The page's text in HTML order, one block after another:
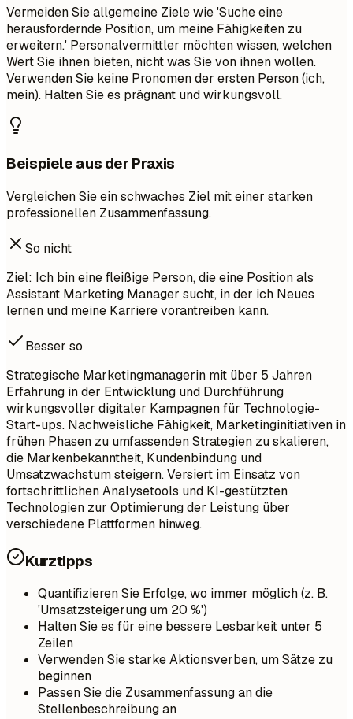
Vermeiden Sie allgemeine Ziele wie 'Suche eine
herausfordernde Position, um meine Fähigkeiten zu
erweitern.' Personalvermittler möchten wissen, welchen
Wert Sie ihnen bieten, nicht was Sie von ihnen wollen.
Verwenden Sie keine Pronomen der ersten Person (ich,
mein). Halten Sie es prägnant und wirkungsvoll.
Beispiele aus der Praxis
Vergleichen Sie ein schwaches Ziel mit einer starken
professionellen Zusammenfassung.
So nicht
Ziel: Ich bin eine fleißige Person, die eine Position als
Assistant Marketing Manager sucht, in der ich Neues
lernen und meine Karriere vorantreiben kann.
Besser so
Strategische Marketingmanagerin mit über 5 Jahren
Erfahrung in der Entwicklung und Durchführung
wirkungsvoller digitaler Kampagnen für Technologie-
Start-ups. Nachweisliche Fähigkeit, Marketinginitiativen in
frühen Phasen zu umfassenden Strategien zu skalieren,
die Markenbekanntheit, Kundenbindung und
Umsatzwachstum steigern. Versiert im Einsatz von
fortschrittlichen Analysetools und KI-gestützten
Technologien zur Optimierung der Leistung über
verschiedene Plattformen hinweg.
Kurztipps
Quantifizieren Sie Erfolge, wo immer möglich (z. B.
'Umsatzsteigerung um 20 %')
Halten Sie es für eine bessere Lesbarkeit unter 5
Zeilen
Verwenden Sie starke Aktionsverben, um Sätze zu
beginnen
Passen Sie die Zusammenfassung an die
Stellenbeschreibung an